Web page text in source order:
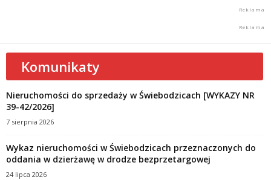
Komunikaty
Nieruchomości do sprzedaży w Świebodzicach [WYKAZY NR
39-42/2026]
7 sierpnia 2026
Wykaz nieruchomości w Świebodzicach przeznaczonych do
oddania w dzierżawę w drodze bezprzetargowej
24 lipca 2026